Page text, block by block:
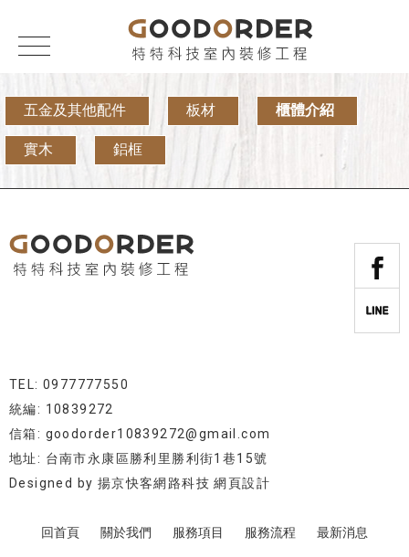
五金及其他配件 板材 櫃體介紹
實木 鋁框
TEL: 0977777550
統編: 10839272
信箱: goodorder10839272@gmail.com
地址: 台南市永康區勝利里勝利街1巷15號
Designed by 揚京快客網路科技 網頁設計
回首頁 關於我們 服務項目 服務流程 最新消息